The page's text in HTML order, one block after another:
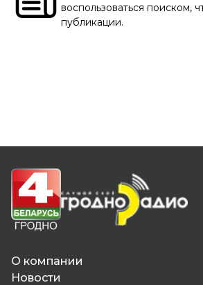
воспользоваться поиском,
публикации.
О компании
Новости